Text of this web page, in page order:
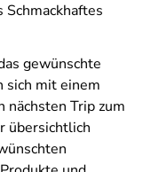
Schmackhaftes
gewünschte
sich mit einem
nächsten Trip zum
übersichtlich